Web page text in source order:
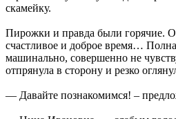
скамейку.
Пирожки и правда были горячие.
счастливое и доброе время…
машинально, совершенно не
отпрянула в сторону и резко
— Давайте познакомимся! –